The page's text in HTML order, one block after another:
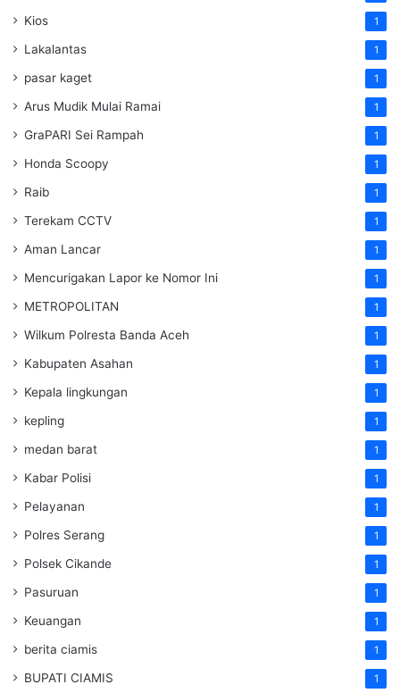
Kios 1
Lakalantas 1
pasar kaget 1
Arus Mudik Mulai Ramai 1
GraPARI Sei Rampah 1
Honda Scoopy 1
Raib 1
Terekam CCTV 1
Aman Lancar 1
Mencurigakan Lapor ke Nomor Ini 1
METROPOLITAN 1
Wilkum Polresta Banda Aceh 1
Kabupaten Asahan 1
Kepala lingkungan 1
kepling 1
medan barat 1
Kabar Polisi 1
Pelayanan 1
Polres Serang 1
Polsek Cikande 1
Pasuruan 1
Keuangan 1
berita ciamis 1
BUPATI CIAMIS 1